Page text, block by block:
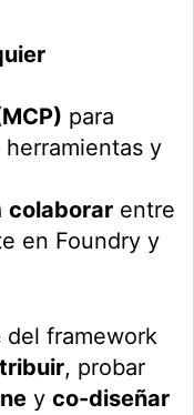
para
herramientas y
colaborar entre
en Foundry y
del framework
, probar
yco-diseñar